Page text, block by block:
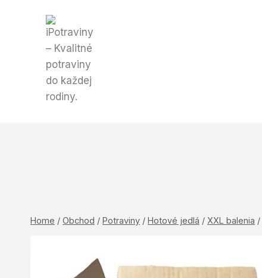
Home / Obchod / Potraviny / Hotové jedlá / XXL balenia /